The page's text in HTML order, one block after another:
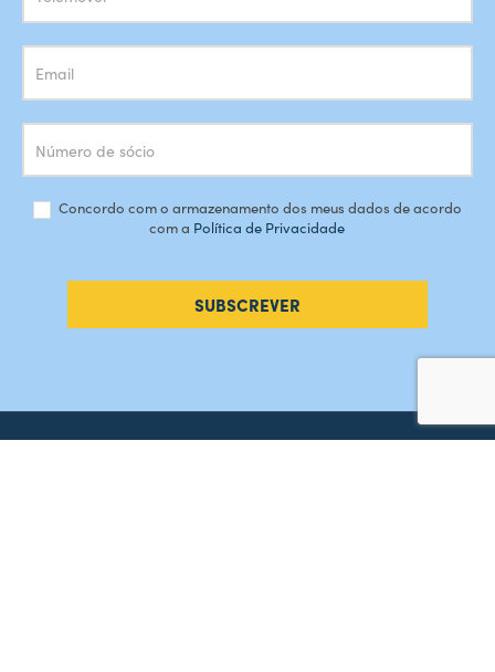
Concordo com o armazenamento dos meus dados de acordo
com a Política de Privacidade
SUBSCREVER